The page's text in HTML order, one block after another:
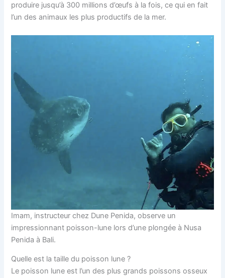
produire jusqu’à 300 millions d’œufs à la fois, ce qui en fait
l’un des animaux les plus productifs de la mer.
Imam, instructeur chez Dune Penida, observe un
impressionnant poisson-lune lors d’une plongée à Nusa
Penida à Bali.
Quelle est la taille du poisson lune ?
Le poisson lune est l’un des plus grands poissons osseux